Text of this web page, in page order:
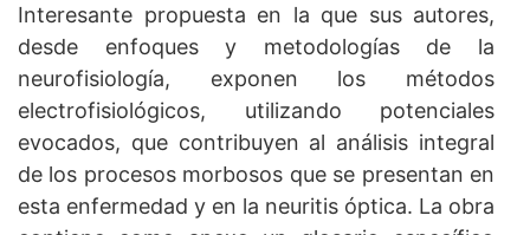
Interesante propuesta en la que sus autores,
desde enfoques y metodologías de la
neurofisiología, exponen los métodos
electrofisiológicos, utilizando potenciales
evocados, que contribuyen al análisis integral
de los procesos morbosos que se presentan en
esta enfermedad y en la neuritis óptica. La obra